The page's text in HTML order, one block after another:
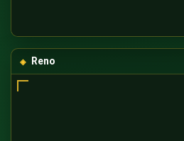
Reno